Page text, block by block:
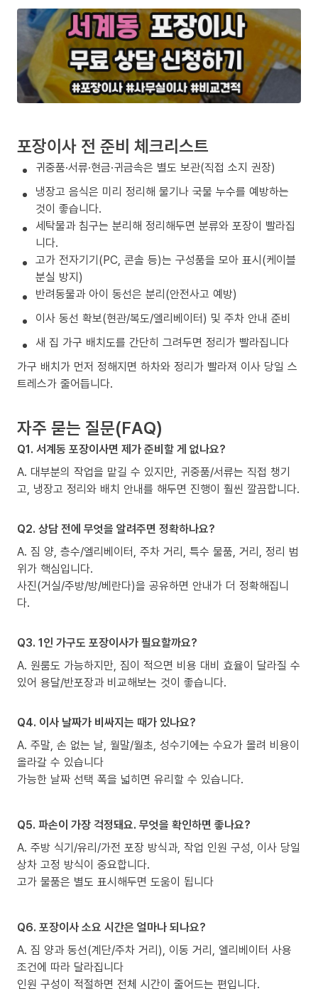
포장이사 전 준비 체크리스트
귀중품·서류·현금·귀금속은 별도 보관(직접 소지 권장)
냉장고 음식은 미리 정리해 물기나 국물 누수를 예방하는
것이 좋습니다.
세탁물과 침구는 분리해 정리해두면 분류와 포장이 빨라집
니다.
고가 전자기기(PC, 콘솔 등)는 구성품을 모아 표시(케이블
분실 방지)
반려동물과 아이 동선은 분리(안전사고 예방)
이사 동선 확보(현관/복도/엘리베이터) 및 주차 안내 준비
새 집 가구 배치도를 간단히 그려두면 정리가 빨라집니다
가구 배치가 먼저 정해지면 하차와 정리가 빨라져 이사 당일 스
트레스가 줄어듭니다.
자주 묻는 질문(FAQ)
Q1. 서계동 포장이사면 제가 준비할 게 없나요?
A. 대부분의 작업을 맡길 수 있지만, 귀중품/서류는 직접 챙기
고, 냉장고 정리와 배치 안내를 해두면 진행이 훨씬 깔끔합니다.
Q2. 상담 전에 무엇을 알려주면 정확하나요?
A. 짐 양, 층수/엘리베이터, 주차 거리, 특수 물품, 거리, 정리 범
위가 핵심입니다.
사진(거실/주방/방/베란다)을 공유하면 안내가 더 정확해집니
다.
Q3. 1인 가구도 포장이사가 필요할까요?
A. 원룸도 가능하지만, 짐이 적으면 비용 대비 효율이 달라질 수
있어 용달/반포장과 비교해보는 것이 좋습니다.
Q4. 이사 날짜가 비싸지는 때가 있나요?
A. 주말, 손 없는 날, 월말/월초, 성수기에는 수요가 몰려 비용이
올라갈 수 있습니다
가능한 날짜 선택 폭을 넓히면 유리할 수 있습니다.
Q5. 파손이 가장 걱정돼요. 무엇을 확인하면 좋나요?
A. 주방 식기/유리/가전 포장 방식과, 작업 인원 구성, 이사 당일
상차 고정 방식이 중요합니다.
고가 물품은 별도 표시해두면 도움이 됩니다
Q6. 포장이사 소요 시간은 얼마나 되나요?
A. 짐 양과 동선(계단/주차 거리), 이동 거리, 엘리베이터 사용
조건에 따라 달라집니다
인원 구성이 적절하면 전체 시간이 줄어드는 편입니다.